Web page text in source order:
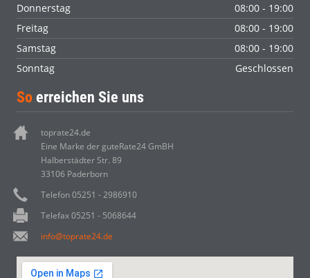
Donnerstag
08:00 - 19:00
Freitag
08:00 - 19:00
Samstag
08:00 - 19:00
Sonntag
Geschlossen
So erreichen Sie uns
toprate24.de
Eine Marke der guteRate24 GmBH
Halberstädter Str. 89
33106 Paderborn
Telefon 05251 - 2986910
Telefax 05251 - 5068644
info@toprate24.de